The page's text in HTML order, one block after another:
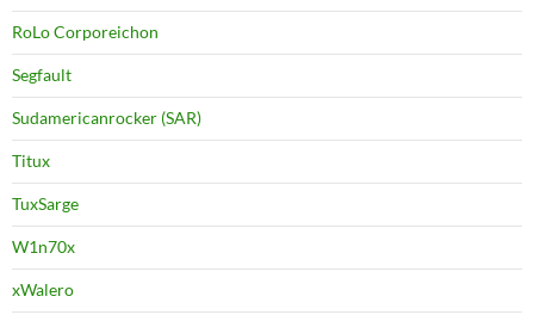
RoLo Corporeichon
Segfault
Sudamericanrocker (SAR)
Titux
TuxSarge
W1n70x
xWalero